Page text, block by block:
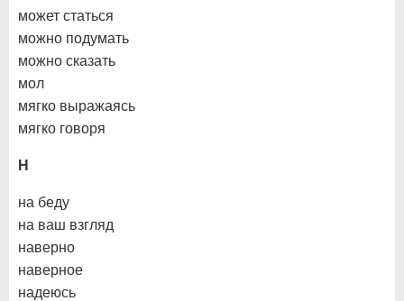
может статься
можно подумать
можно сказать
мол
мягко выражаясь
мягко говоря
Н
на беду
на ваш взгляд
наверно
наверное
надеюсь